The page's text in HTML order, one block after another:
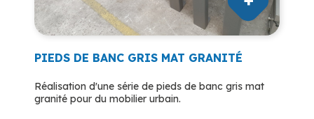
PIEDS DE BANC GRIS MAT GRANITÉ
Réalisation d'une série de pieds de banc gris mat
granité pour du mobilier urbain.